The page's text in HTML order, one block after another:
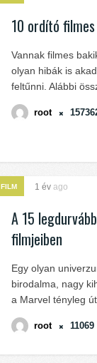
10 ordító
Vannak filmes
olyan hibák is
feltűnni. Alábbi
root
FILM 1 év ago
A 15
filmjeiben
Egy olyan
birodalma, nagy
a Marvel tényleg
root 11069